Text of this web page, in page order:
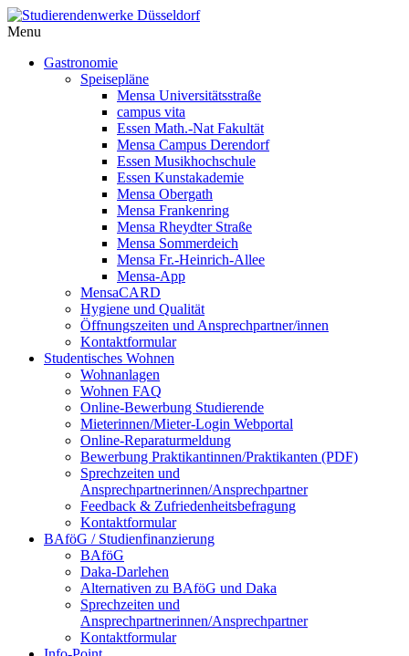
Menu
Gastronomie
Speisepläne
Mensa Universitätsstraße
campus vita
Essen Math.-Nat Fakultät
Mensa Campus Derendorf
Essen Musikhochschule
Essen Kunstakademie
Mensa Obergath
Mensa Frankenring
Mensa Rheydter Straße
Mensa Sommerdeich
Mensa Fr.-Heinrich-Allee
Mensa-App
MensaCARD
Hygiene und Qualität
Öffnungszeiten und Ansprechpartner/innen
Kontaktformular
Studentisches Wohnen
Wohnanlagen
Wohnen FAQ
Online-Bewerbung Studierende
Mieterinnen/Mieter-Login Webportal
Online-Reparaturmeldung
Bewerbung Praktikantinnen/Praktikanten (PDF)
Sprechzeiten und
Ansprechpartnerinnen/Ansprechpartner
Feedback & Zufriedenheitsbefragung
Kontaktformular
BAföG / Studienfinanzierung
BAföG
Daka-Darlehen
Alternativen zu BAföG und Daka
Sprechzeiten und
Ansprechpartnerinnen/Ansprechpartner
Kontaktformular